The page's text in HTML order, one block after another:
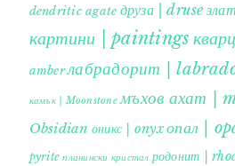
dendritic agate друза | druse
картини | paintings
amberлабрадорит |
камък | Moonstone мъхов ахат |
Obsidian оникс | onyxопал |
pyrite планински кристал родонит |